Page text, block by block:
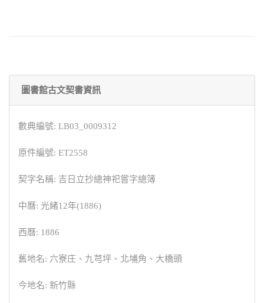
圖書館古文契書資訊
數典編號: LB03_0009312
原件編號: ET2558
契字名稱: 吉日立抄總神祀嘗字總簿
中曆: 光緒12年(1886)
西曆: 1886
舊地名: 六寮庄、九芎坪、北埔角、大橋頭
今地名: 新竹縣